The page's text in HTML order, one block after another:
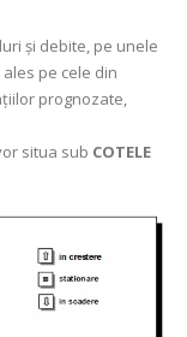
și debite, pe unele
pe cele din
prognozate,
situa sub COTELE